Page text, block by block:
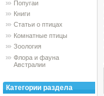
Попугаи
Книги
Статьи о птицах
Комнатные птицы
Зоология
Флора и фауна
Австралии
Категории раздела